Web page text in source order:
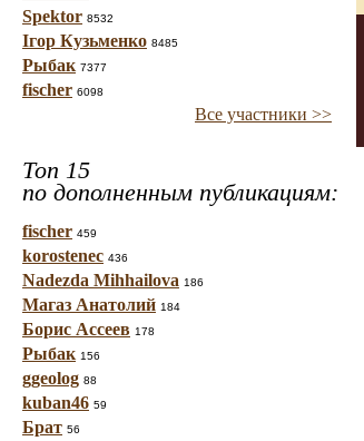
Spektor 8532
Ігор Кузьменко 8485
Рыбак 7377
fischer 6098
Все участники >>
Топ 15
по дополненным публикациям:
fischer 459
korostenec 436
Nadezda Mihhailova 186
Магаз Анатолий 184
Борис Ассеев 178
Рыбак 156
ggeolog 88
kuban46 59
Брат 56